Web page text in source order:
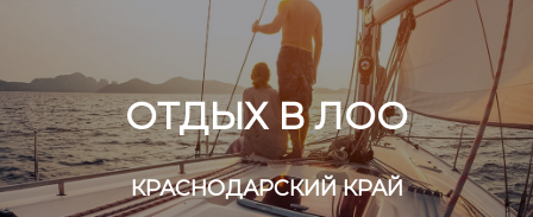
ОТДЫХ В ЛОО
КРАСНОДАРСКИЙ КРАЙ